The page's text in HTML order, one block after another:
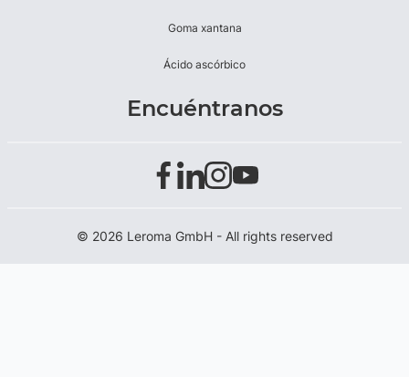
Goma xantana
Ácido ascórbico
Encuéntranos
© 2026 Leroma GmbH - All rights reserved